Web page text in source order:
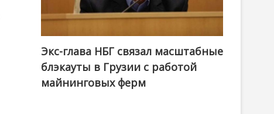
Экс-глава НБГ связал масштабные
блэкауты в Грузии с работой
майнинговых ферм